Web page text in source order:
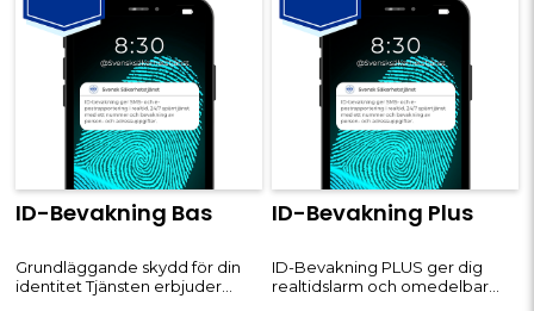
ID-Bevakning Bas
Grundläggande skydd för din
identitet Tjänsten erbjuder
ID-Bevakning Plus
ID-Bevakning PLUS ger dig
realtidslarm och omedelbar